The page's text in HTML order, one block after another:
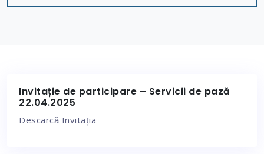
Invitație de participare – Servicii de pază
22.04.2025
Descarcǎ Invitația